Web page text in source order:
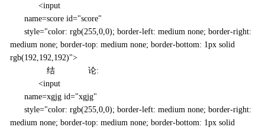
<input
name=score id="score"
style="color: rgb(255,0,0); border-left: medium none; border-right:
medium none; border-top: medium none; border-bottom: 1px solid
rgb(192,192,192)">
结 论:
<input
name=xgjg id="xgjg"
style="color: rgb(255,0,0); border-left: medium none; border-right:
medium none; border-top: medium none; border-bottom: 1px solid